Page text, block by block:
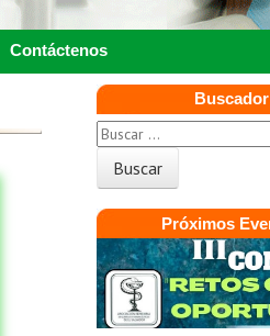
Contáctenos
Buscador
Próximos